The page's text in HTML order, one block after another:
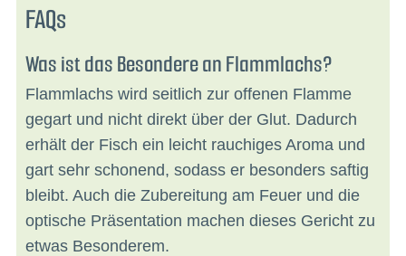
FAQs
Was ist das Besondere an Flammlachs?
Flammlachs wird seitlich zur offenen Flamme
gegart und nicht direkt über der Glut. Dadurch
erhält der Fisch ein leicht rauchiges Aroma und
gart sehr schonend, sodass er besonders saftig
bleibt. Auch die Zubereitung am Feuer und die
optische Präsentation machen dieses Gericht zu
etwas Besonderem.